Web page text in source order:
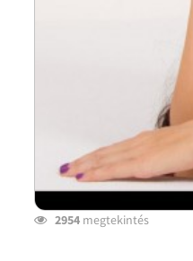
2954 megtekintés